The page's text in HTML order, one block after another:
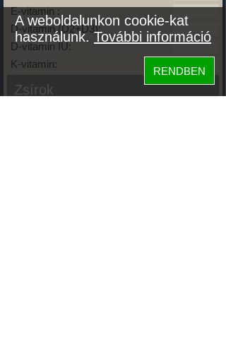
E-vitamin :
D-vitamin (D2+D3):
D-vitamin IU:
K-vitamin:
Zsírok
A weboldalunkon cookie-kat
használunk.További információ
RENDBEN